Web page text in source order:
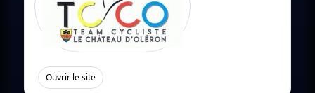
Ouvrir le site